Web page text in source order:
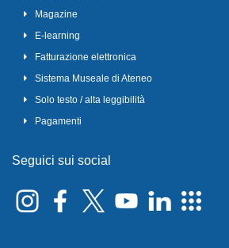
Magazine
E-learning
Fatturazione elettronica
Sistema Museale di Ateneo
Solo testo / alta leggibilità
Pagamenti
Seguici sui social